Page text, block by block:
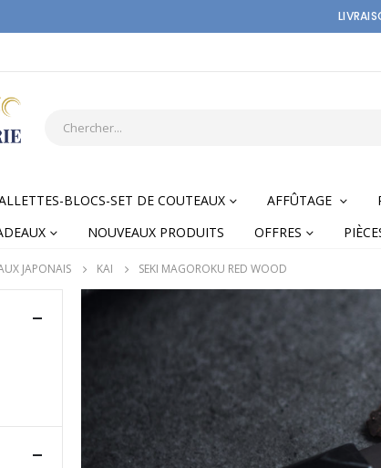
BLOCS-SET DE COUTEAUX AFFÛTAGE
NOUVEAUX PRODUITS OFFRES
JAPONAIS KAI SEKI MAGOROKU RED WOOD